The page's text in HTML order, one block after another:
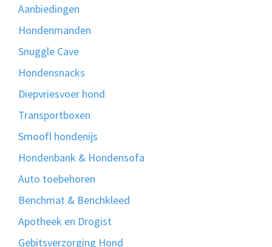
Aanbiedingen
Hondenmanden
Snuggle Cave
Hondensnacks
Diepvriesvoer hond
Transportboxen
Smoofl hondenijs
Hondenbank & Hondensofa
Auto toebehoren
Benchmat & Benchkleed
Apotheek en Drogist
Gebitsverzorging Hond